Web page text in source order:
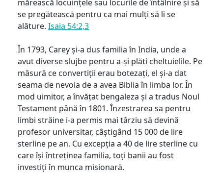
mărească locuințele sau locurile de întâlnire și să
se pregătească pentru ca mai mulți să li se
alăture. Isaia 54:2,3
În 1793, Carey și-a dus familia în India, unde a
avut diverse slujbe pentru a-și plăti cheltuielile. Pe
măsură ce convertiții erau botezați, el și-a dat
seama de nevoia de a avea Biblia în limba lor. În
mod uimitor, a învățat bengaleza și a tradus Noul
Testament până în 1801. Înzestrarea sa pentru
limbi străine i-a permis mai târziu să devină
profesor universitar, câștigând 15 000 de lire
sterline pe an. Cu excepția a 40 de lire sterline cu
care își întreținea familia, toți banii au fost
investiți în munca misionară.